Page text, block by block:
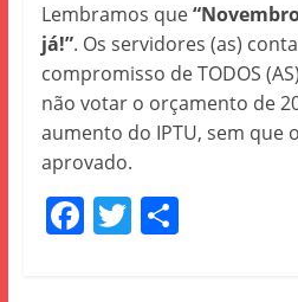
Lembramos que
já!”. Os servidores (as)
compromisso de TODOS
não votar o orçamento de
aumento do IPTU, sem que
aprovado.
F T S